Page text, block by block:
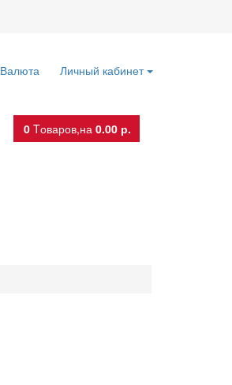
Личный кабинет
Валюта
0 Tоваров,на 0.00 р.